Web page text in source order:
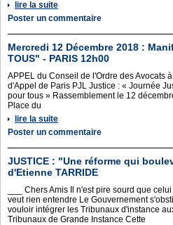
lire la suite
Poster un commentaire
Mercredi 12 Décembre 2018 :
TOUS" - PARIS 12h00
APPEL du Conseil de l'Ordre des Avocats
d'Appel de Paris PJL Justice : « Journée
pour tous » Rassemblement le 12
Place du
lire la suite
Poster un commentaire
JUSTICE : "Une réforme qui
d'Etienne TARRIDE
___ Chers Amis Il n'est pire sourd que
veut rien entendre Le Gouvernement
vouloir intégrer les Tribunaux d'instance
Tribunaux de Grande Instance Cette